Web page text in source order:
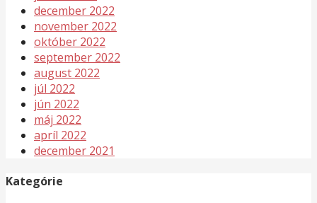
december 2022
november 2022
október 2022
september 2022
august 2022
júl 2022
jún 2022
máj 2022
apríl 2022
december 2021
Kategórie